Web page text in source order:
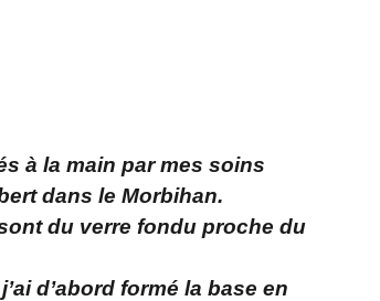
à la main par mes soins
dans le Morbihan.
du verre fondu proche du
d’abord formé la base en